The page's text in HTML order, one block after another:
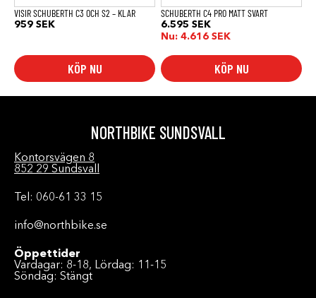
VISIR SCHUBERTH C3 OCH S2 – KLAR
959 SEK
KÖP NU
produktsidan
SCHUBERTH C4 PRO MATT SVART
6.595 SEK
Nu: 4.616 SEK
KÖP NU
produktsidan
NORTHBIKE SUNDSVALL
Kontorsvägen 8
852 29 Sundsvall
Tel: 060-61 33 15
info@northbike.se
Öppettider
Vardagar: 8-18, Lördag: 11-15
Söndag: Stängt